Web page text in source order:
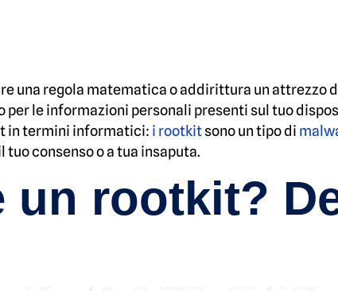
una regola matematica o addirittura un attrezzo
le informazioni personali presenti sul tuo
in termini informatici: i rootkitsono un tipo di
consenso o a tua insaputa.
un rootkit?